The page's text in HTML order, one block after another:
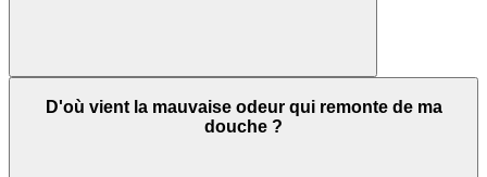
D'où vient la mauvaise odeur qui remonte de ma
douche ?